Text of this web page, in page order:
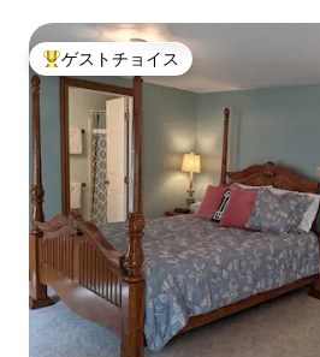
大好評のゲストチョイスです。
ゲストチョイス